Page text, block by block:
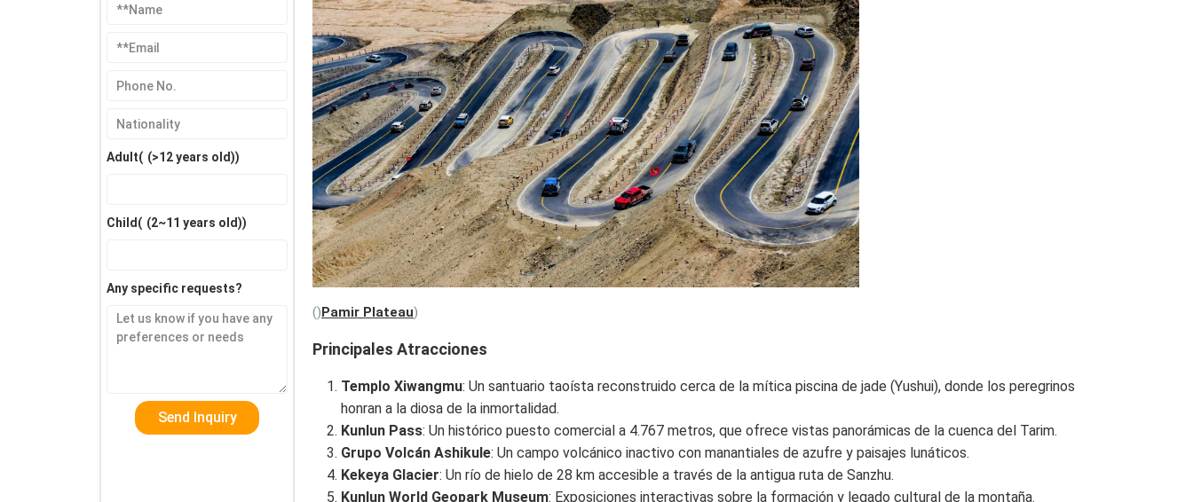
()Pamir Plateau)
Principales Atracciones
Templo Xiwangmu: Un santuario taoísta reconstruido cerca de la mítica piscina de jade (Yushui), donde los peregrinos
honran a la diosa de la inmortalidad.
Kunlun Pass: Un histórico puesto comercial a 4.767 metros, que ofrece vistas panorámicas de la cuenca del Tarim.
Grupo Volcán Ashikule: Un campo volcánico inactivo con manantiales de azufre y paisajes lunáticos.
Kekeya Glacier: Un río de hielo de 28 km accesible a través de la antigua ruta de Sanzhu.
Kunlun World Geopark Museum: Exposiciones interactivas sobre la formación y legado cultural de la montaña.
Adult( (>12 years old))
Child( (2~11 years old))
Any specific requests?